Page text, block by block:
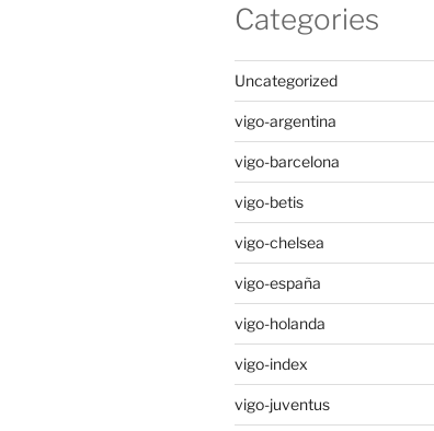
Categories
Uncategorized
vigo-argentina
vigo-barcelona
vigo-betis
vigo-chelsea
vigo-españa
vigo-holanda
vigo-index
vigo-juventus